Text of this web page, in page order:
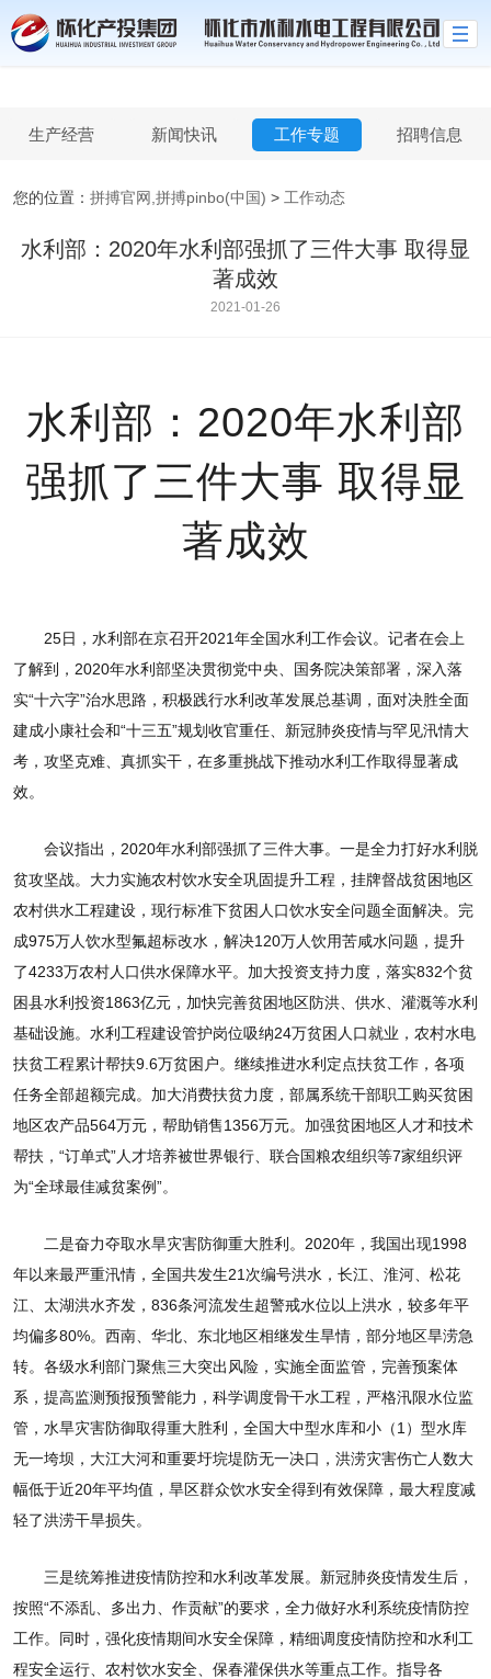
拼搏官网,拼搏pinbo(中国)
生产经营 新闻快讯 工作专题 招聘信息
您的位置： 拼搏官网,拼搏pinbo(中国) > 工作动态
水利部：2020年水利部强抓了三件大事 取得显
著成效
2021-01-26
水利部：2020年水利部
强抓了三件大事 取得显
著成效
25日，水利部在京召开2021年全国水利工作会议。记者在会上
了解到，2020年水利部坚决贯彻党中央、国务院决策部署，深入落
实“十六字”治水思路，积极践行水利改革发展总基调，面对决胜全面
建成小康社会和“十三五”规划收官重任、新冠肺炎疫情与罕见汛情大
考，攻坚克难、真抓实干，在多重挑战下推动水利工作取得显著成
效。
会议指出，2020年水利部强抓了三件大事。一是全力打好水利脱
贫攻坚战。大力实施农村饮水安全巩固提升工程，挂牌督战贫困地区
农村供水工程建设，现行标准下贫困人口饮水安全问题全面解决。完
成975万人饮水型氟超标改水，解决120万人饮用苦咸水问题，提升
了4233万农村人口供水保障水平。加大投资支持力度，落实832个贫
困县水利投资1863亿元，加快完善贫困地区防洪、供水、灌溉等水利
基础设施。水利工程建设管护岗位吸纳24万贫困人口就业，农村水电
扶贫工程累计帮扶9.6万贫困户。继续推进水利定点扶贫工作，各项
任务全部超额完成。加大消费扶贫力度，部属系统干部职工购买贫困
地区农产品564万元，帮助销售1356万元。加强贫困地区人才和技术
帮扶，“订单式”人才培养被世界银行、联合国粮农组织等7家组织评
为“全球最佳减贫案例”。
二是奋力夺取水旱灾害防御重大胜利。2020年，我国出现1998
年以来最严重汛情，全国共发生21次编号洪水，长江、淮河、松花
江、太湖洪水齐发，836条河流发生超警戒水位以上洪水，较多年平
均偏多80%。西南、华北、东北地区相继发生旱情，部分地区旱涝急
转。各级水利部门聚焦三大突出风险，实施全面监管，完善预案体
系，提高监测预报预警能力，科学调度骨干水工程，严格汛限水位监
管，水旱灾害防御取得重大胜利，全国大中型水库和小（1）型水库
无一垮坝，大江大河和重要圩垸堤防无一决口，洪涝灾害伤亡人数大
幅低于近20年平均值，旱区群众饮水安全得到有效保障，最大程度减
轻了洪涝干旱损失。
三是统筹推进疫情防控和水利改革发展。新冠肺炎疫情发生后，
按照“不添乱、多出力、作贡献”的要求，全力做好水利系统疫情防控
工作。同时，强化疫情期间水安全保障，精细调度疫情防控和水利工
程安全运行、农村饮水安全、保春灌保供水等重点工作。指导各